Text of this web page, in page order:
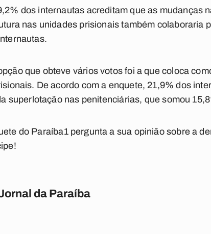
dos internautas acreditam que as mudanças
nas unidades prisionais também colaboraria
que obteve vários votos foi a que coloca
De acordo com a enquete, 21,9% dos
superlotação nas penitenciárias, que somou
do Paraíba1 pergunta a sua opinião sobre a
da Paraíba